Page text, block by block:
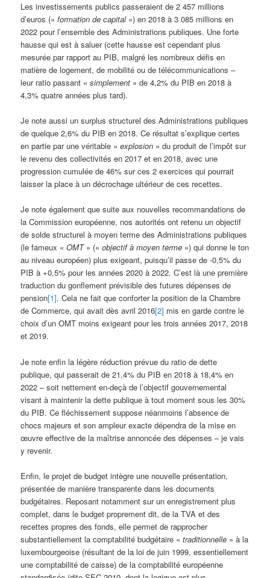
Les investissements publics passeraient de 2 457 millions
d’euros («formation de capital») en 2018 à 3 085 millions en
2022 pour l’ensemble des Administrations publiques. Une forte
hausse qui est à saluer (cette hausse est cependant plus
mesurée par rapport au PIB, malgré les nombreux défis en
matière de logement, de mobilité ou de télécommunications –
leur ratio passant «simplement » de 4,2% du PIB en 2018 à
4,3% quatre années plus tard).
Je note aussi un surplus structurel des Administrations publiques
de quelque 2,6% du PIB en 2018. Ce résultat s’explique certes
en partie par une véritable «explosion » du produit de l’impôt sur
le revenu des collectivités en 2017 et en 2018, avec une
progression cumulée de 46% sur ces 2 exercices qui pourrait
laisser la place à un décrochage ultérieur de ces recettes.
Je note également que suite aux nouvelles recommandations de
la Commission européenne, nos autorités ont retenu un objectif
de solde structurel à moyen terme des Administrations publiques
(le fameux «OMT» («objectif à moyen terme ») qui donne le ton
au niveau européen) plus exigeant, puisqu’il passe de -0,5% du
PIB à +0,5% pour les années 2020 à 2022. C’est là une première
traduction du gonflement prévisible des futures dépenses de
pension[1]. Cela ne fait que conforter la position de la Chambre
de Commerce, qui avait dès avril 2016[2] mis en garde contre le
choix d’un OMT moins exigeant pour les trois années 2017, 2018
et 2019.
Je note enfin la légère réduction prévue du ratio de dette
publique, qui passerait de 21,4% du PIB en 2018 à 18,4% en
2022 – soit nettement en-deçà de l’objectif gouvernemental
visant à maintenir la dette publique à tout moment sous les 30%
du PIB. Ce fléchissement suppose néanmoins l’absence de
chocs majeurs et son ampleur exacte dépendra de la mise en
œuvre effective de la maîtrise annoncée des dépenses – je vais
y revenir.
Enfin, le projet de budget intègre une nouvelle présentation,
présentée de manière transparente dans les documents
budgétaires. Reposant notamment sur un enregistrement plus
complet, dans le budget proprement dit, de la TVA et des
recettes propres des fonds, elle permet de rapprocher
substantiellement la comptabilité budgétaire «traditionnelle » à la
luxembourgeoise (résultant de la loi de juin 1999, essentiellement
une comptabilité de caisse) de la comptabilité européenne